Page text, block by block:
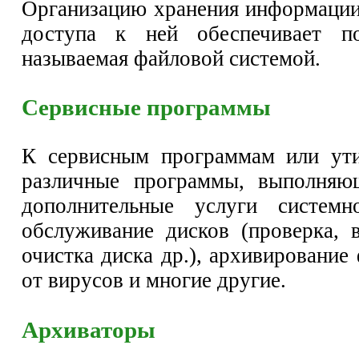
Организацию хранения
доступа к ней обеспечивает
называемая файловой системой.
Сервисные программы
К сервисным программам или
различные программы,
дополнительные услуги
обслуживание дисков (проверка,
очистка диска др.),
от вирусов и многие другие.
Архиваторы